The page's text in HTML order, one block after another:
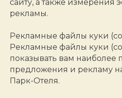
сайту, а также измерения
рекламы.
Рекламные файлы куки
Рекламные файлы куки
показывать вам
предложения и рекламу
Парк-Отеля.